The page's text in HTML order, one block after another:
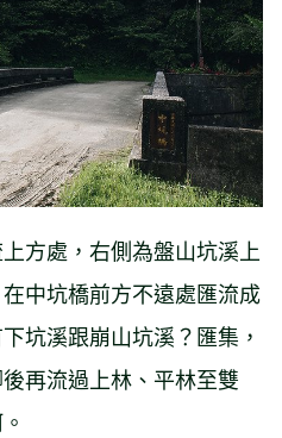
方處，右側為盤山坑溪上
中坑橋前方不遠處匯流成
坑溪跟崩山坑溪？匯集，
再流過上林、平林至雙